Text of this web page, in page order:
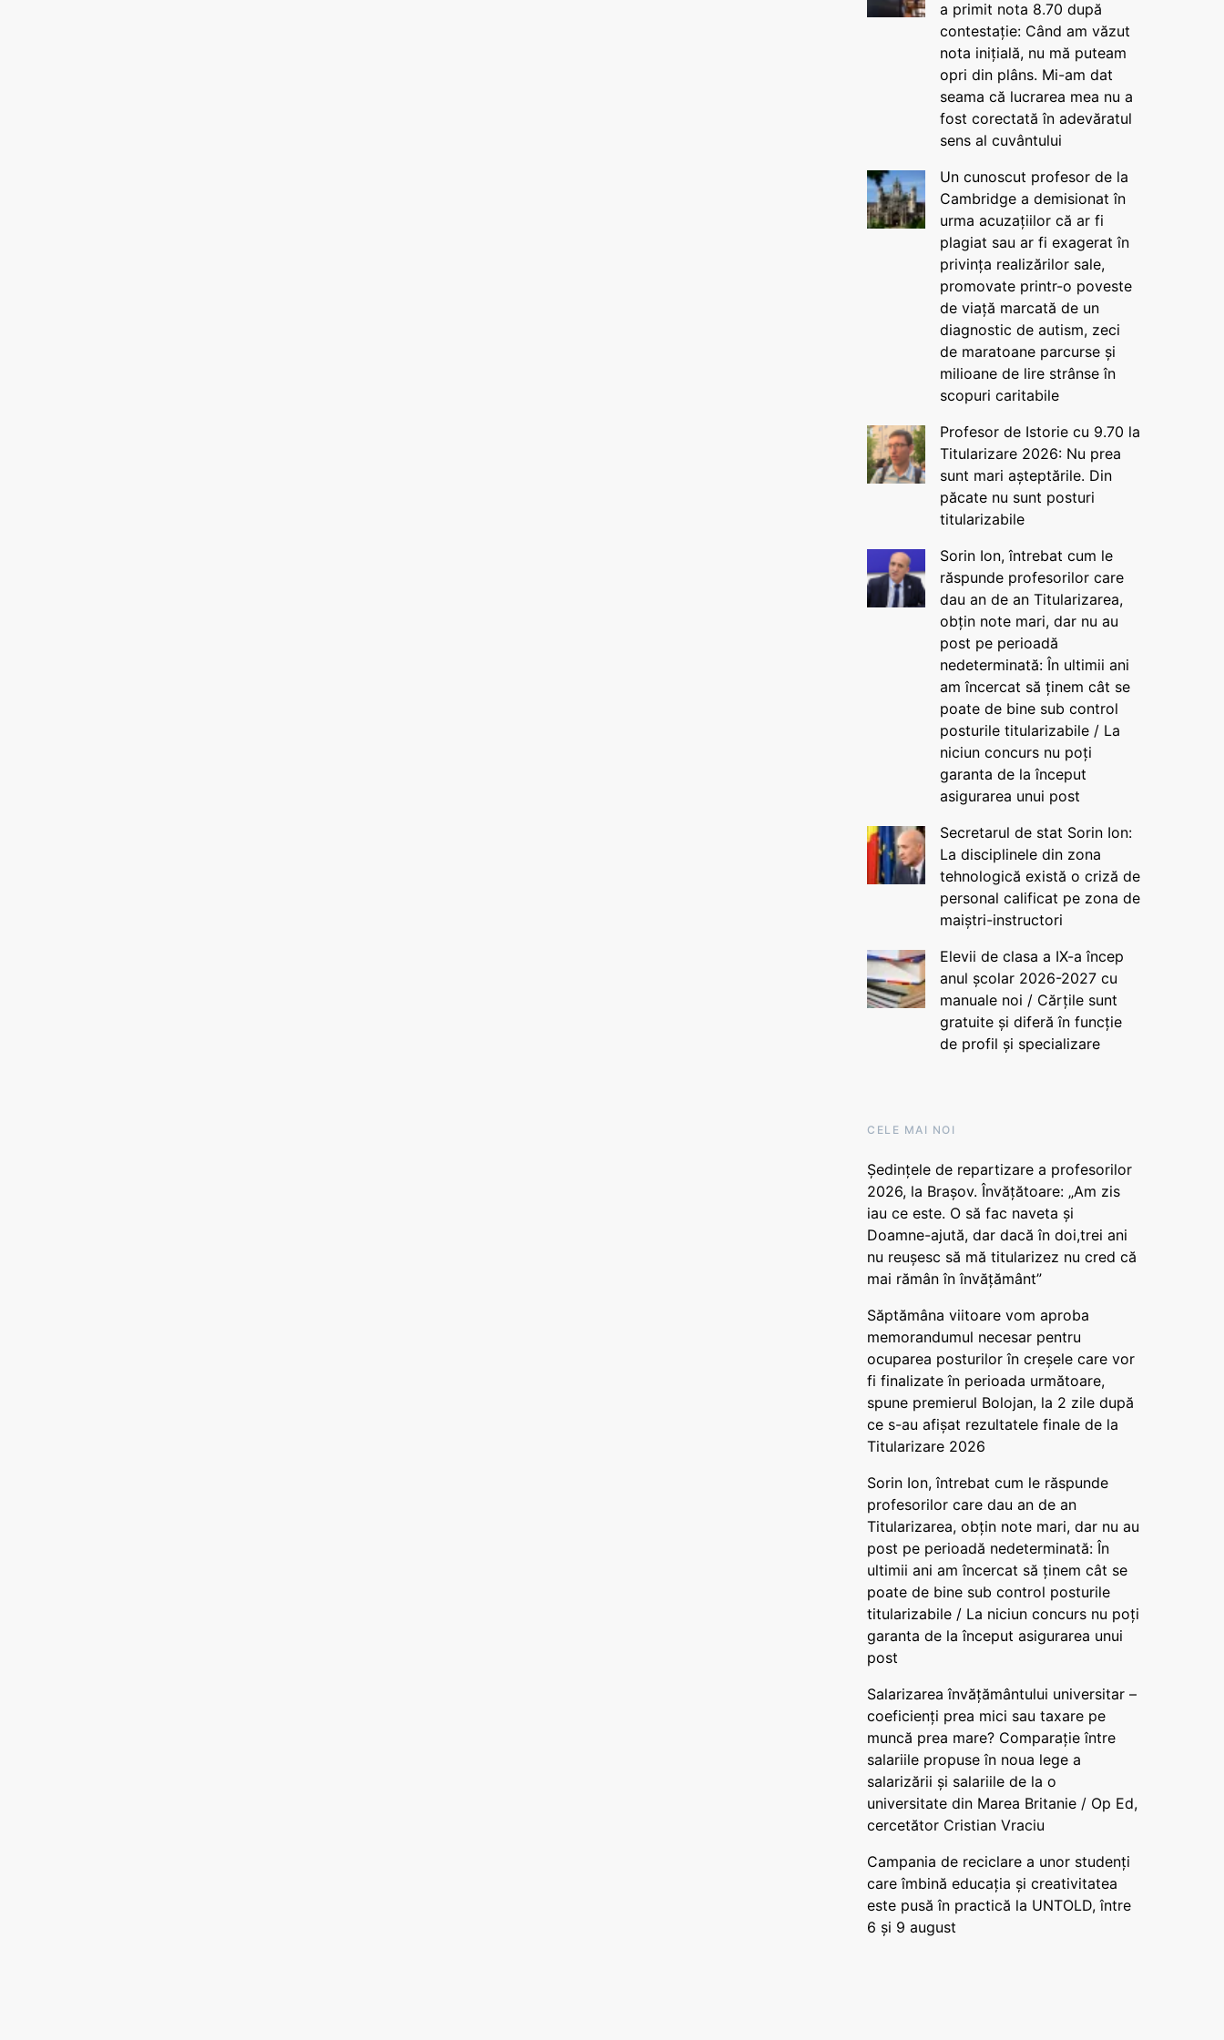
a primit nota 8.70 după
contestație: Când am văzut
nota inițială, nu mă puteam
opri din plâns. Mi-am dat
seama că lucrarea mea nu a
fost corectată în adevăratul
sens al cuvântului
Un cunoscut profesor de la
Cambridge a demisionat în
urma acuzațiilor că ar fi
plagiat sau ar fi exagerat în
privința realizărilor sale,
promovate printr-o poveste
de viață marcată de un
diagnostic de autism, zeci
de maratoane parcurse și
milioane de lire strânse în
scopuri caritabile
Profesor de Istorie cu 9.70 la
Titularizare 2026: Nu prea
sunt mari așteptările. Din
păcate nu sunt posturi
titularizabile
Sorin Ion, întrebat cum le
răspunde profesorilor care
dau an de an Titularizarea,
obțin note mari, dar nu au
post pe perioadă
nedeterminată: În ultimii ani
am încercat să ținem cât se
poate de bine sub control
posturile titularizabile / La
niciun concurs nu poți
garanta de la început
asigurarea unui post
Secretarul de stat Sorin Ion:
La disciplinele din zona
tehnologică există o criză de
personal calificat pe zona de
maiștri-instructori
Elevii de clasa a IX-a încep
anul școlar 2026-2027 cu
manuale noi / Cărțile sunt
gratuite și diferă în funcție
de profil și specializare
CELE MAI NOI
Ședințele de repartizare a profesorilor
2026, la Brașov. Învățătoare: „Am zis
iau ce este. O să fac naveta și
Doamne-ajută, dar dacă în doi,trei ani
nu reușesc să mă titularizez nu cred că
mai rămân în învățământ”
Săptămâna viitoare vom aproba
memorandumul necesar pentru
ocuparea posturilor în creșele care vor
fi finalizate în perioada următoare,
spune premierul Bolojan, la 2 zile după
ce s-au afișat rezultatele finale de la
Titularizare 2026
Sorin Ion, întrebat cum le răspunde
profesorilor care dau an de an
Titularizarea, obțin note mari, dar nu au
post pe perioadă nedeterminată: În
ultimii ani am încercat să ținem cât se
poate de bine sub control posturile
titularizabile / La niciun concurs nu poți
garanta de la început asigurarea unui
post
Salarizarea învățământului universitar –
coeficienți prea mici sau taxare pe
muncă prea mare? Comparație între
salariile propuse în noua lege a
salarizării și salariile de la o
universitate din Marea Britanie / Op Ed,
cercetător Cristian Vraciu
Campania de reciclare a unor studenți
care îmbină educația și creativitatea
este pusă în practică la UNTOLD, între
6 și 9 august